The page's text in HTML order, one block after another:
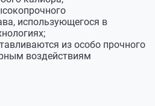
использующегося в
из особо прочного
воздействиям